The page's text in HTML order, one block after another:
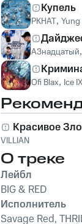
Купель
PKHAT,
А3надцатый,
Ofi Blax, Ice IX
Красивое Зло
VILLIAN
О треке
Лейбл
BIG & RED
Исполнитель
Savage Red,